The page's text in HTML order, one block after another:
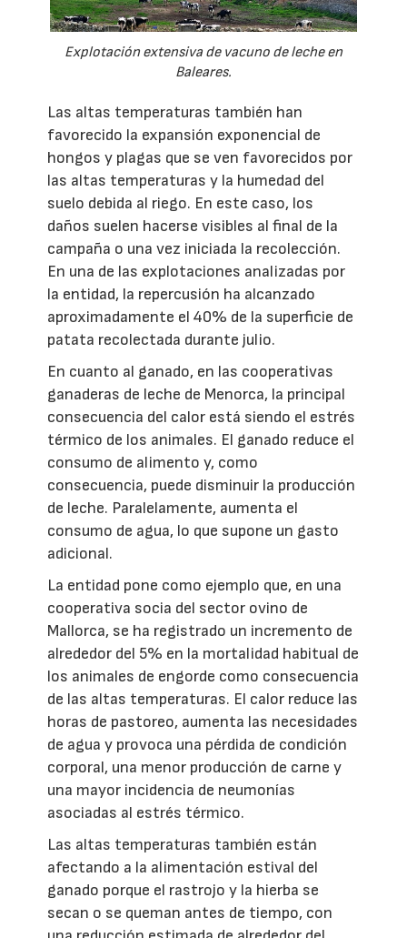
Explotación extensiva de vacuno de leche en
Baleares.
Las altas temperaturas también han
favorecido la expansión exponencial de
hongos y plagas que se ven favorecidos por
las altas temperaturas y la humedad del
suelo debida al riego. En este caso, los
daños suelen hacerse visibles al final de la
campaña o una vez iniciada la recolección.
En una de las explotaciones analizadas por
la entidad, la repercusión ha alcanzado
aproximadamente el 40% de la superficie de
patata recolectada durante julio.
En cuanto al ganado, en las cooperativas
ganaderas de leche de Menorca, la principal
consecuencia del calor está siendo el estrés
térmico de los animales. El ganado reduce el
consumo de alimento y, como
consecuencia, puede disminuir la producción
de leche. Paralelamente, aumenta el
consumo de agua, lo que supone un gasto
adicional.
La entidad pone como ejemplo que, en una
cooperativa socia del sector ovino de
Mallorca, se ha registrado un incremento de
alrededor del 5% en la mortalidad habitual de
los animales de engorde como consecuencia
de las altas temperaturas. El calor reduce las
horas de pastoreo, aumenta las necesidades
de agua y provoca una pérdida de condición
corporal, una menor producción de carne y
una mayor incidencia de neumonías
asociadas al estrés térmico.
Las altas temperaturas también están
afectando a la alimentación estival del
ganado porque el rastrojo y la hierba se
secan o se queman antes de tiempo, con